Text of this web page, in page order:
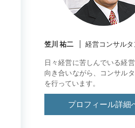
笠川 祐二 経営コンサルタ
日々経営に苦しんでいる経
向き合いながら、コンサル
を行っています。
プロフィール詳細